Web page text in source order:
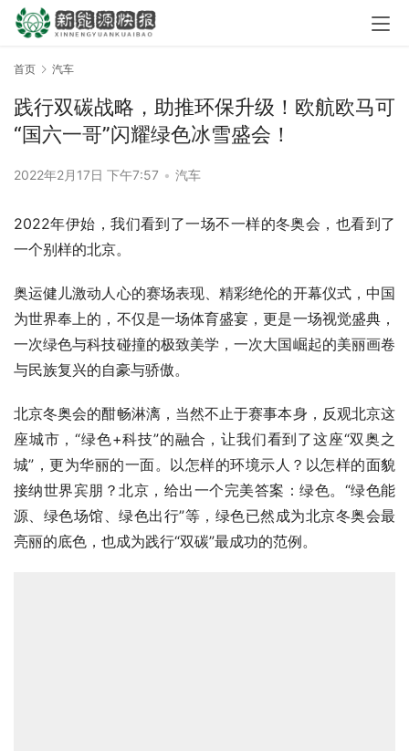
首页 汽车
践行双碳战略，助推环保升级！欧航欧马可
“国六一哥”闪耀绿色冰雪盛会！
2022年2月17日 下午7:57 • 汽车
2022年伊始，我们看到了一场不一样的冬奥会，也看到了
一个别样的北京。
奥运健儿激动人心的赛场表现、精彩绝伦的开幕仪式，中国
为世界奉上的，不仅是一场体育盛宴，更是一场视觉盛典，
一次绿色与科技碰撞的极致美学，一次大国崛起的美丽画卷
与民族复兴的自豪与骄傲。
北京冬奥会的酣畅淋漓，当然不止于赛事本身，反观北京这
座城市，“绿色+科技”的融合，让我们看到了这座“双奥之
城”，更为华丽的一面。以怎样的环境示人？以怎样的面貌
接纳世界宾朋？北京，给出一个完美答案：绿色。“绿色能
源、绿色场馆、绿色出行”等，绿色已然成为北京冬奥会最
亮丽的底色，也成为践行“双碳”最成功的范例。